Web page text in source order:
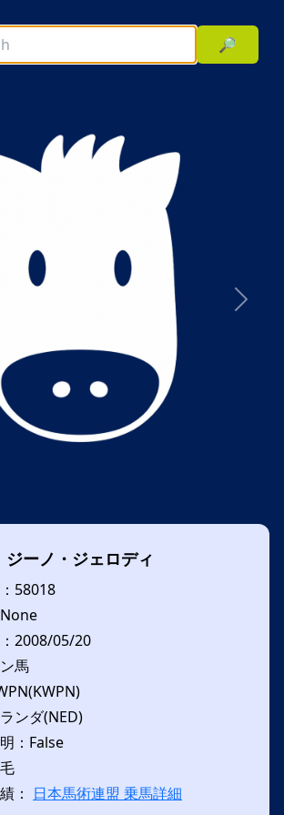
🔎
次へ
ジーノ・ジェロディ
58018
2008/05/20
馬
ンダ(NED)
：False
： 日本馬術連盟 乗馬詳細